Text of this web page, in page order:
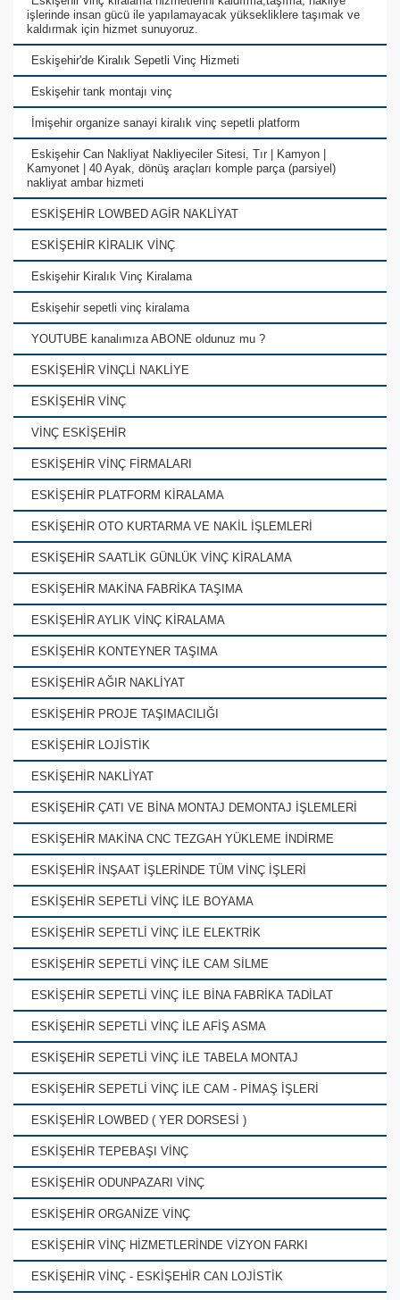
işlerinde insan gücü ile yapılamayacak yüksekliklere taşımak ve
kaldırmak için hizmet sunuyoruz.
Eskişehir'de Kiralık Sepetli Vinç Hizmeti
Eskişehir tank montajı vinç
İmişehir organize sanayi kiralık vinç sepetli platform
Eskişehir Can Nakliyat Nakliyeciler Sitesi, Tır | Kamyon |
Kamyonet | 40 Ayak, dönüş araçları komple parça (parsiyel)
nakliyat ambar hizmeti
ESKİŞEHİR LOWBED AGİR NAKLİYAT
ESKİŞEHİR KİRALIK VİNÇ
Eskişehir Kiralık Vinç Kiralama
Eskişehir sepetli vinç kiralama
YOUTUBE kanalımıza ABONE oldunuz mu ?
ESKİŞEHİR VİNÇLİ NAKLİYE
ESKİŞEHİR VİNÇ
VİNÇ ESKİŞEHİR
ESKİŞEHİR VİNÇ FİRMALARI
ESKİŞEHİR PLATFORM KİRALAMA
ESKİŞEHİR OTO KURTARMA VE NAKİL İŞLEMLERİ
ESKİŞEHİR SAATLİK GÜNLÜK VİNÇ KİRALAMA
ESKİŞEHİR MAKİNA FABRİKA TAŞIMA
ESKİŞEHİR AYLIK VİNÇ KİRALAMA
ESKİŞEHİR KONTEYNER TAŞIMA
ESKİŞEHİR AĞIR NAKLİYAT
ESKİŞEHİR PROJE TAŞIMACILIĞI
ESKİŞEHİR LOJİSTİK
ESKİŞEHİR NAKLİYAT
ESKİŞEHİR ÇATI VE BİNA MONTAJ DEMONTAJ İŞLEMLERİ
ESKİŞEHİR MAKİNA CNC TEZGAH YÜKLEME İNDİRME
ESKİŞEHİR İNŞAAT İŞLERİNDE TÜM VİNÇ İŞLERİ
ESKİŞEHİR SEPETLİ VİNÇ İLE BOYAMA
ESKİŞEHİR SEPETLİ VİNÇ İLE ELEKTRİK
ESKİŞEHİR SEPETLİ VİNÇ İLE CAM SİLME
ESKİŞEHİR SEPETLİ VİNÇ İLE BİNA FABRİKA TADİLAT
ESKİŞEHİR SEPETLİ VİNÇ İLE AFİŞ ASMA
ESKİŞEHİR SEPETLİ VİNÇ İLE TABELA MONTAJ
ESKİŞEHİR SEPETLİ VİNÇ İLE CAM - PİMAŞ İŞLERİ
ESKİŞEHİR LOWBED ( YER DORSESİ )
ESKİŞEHİR TEPEBAŞI VİNÇ
ESKİŞEHİR ODUNPAZARI VİNÇ
ESKİŞEHİR ORGANİZE VİNÇ
ESKİŞEHİR VİNÇ HİZMETLERİNDE VİZYON FARKI
ESKİŞEHİR VİNÇ - ESKİŞEHİR CAN LOJİSTİK